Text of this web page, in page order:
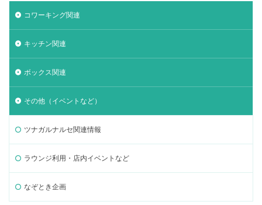
コワーキング関連
キッチン関連
ボックス関連
その他（イベントなど）
ツナガルナルセ関連情報
ラウンジ利用・店内イベントなど
なぞとき企画